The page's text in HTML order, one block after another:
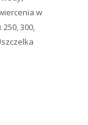
w
300,